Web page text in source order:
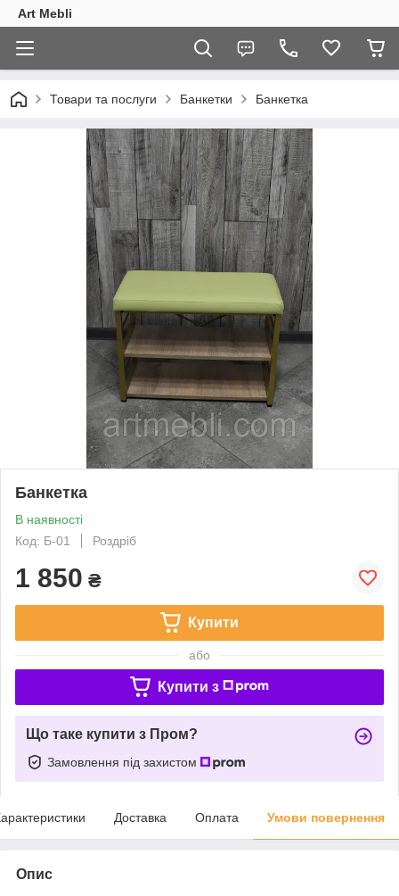
Art Mebli
Товари та послуги Банкетки Банкетка
Банкетка
В наявності
Код: Б-01
Роздріб
1 850 ₴
Купити
або
Купити з
Що таке купити з Пром?
Замовлення під захистом
Доставка Оплата Умови повернення
Опис